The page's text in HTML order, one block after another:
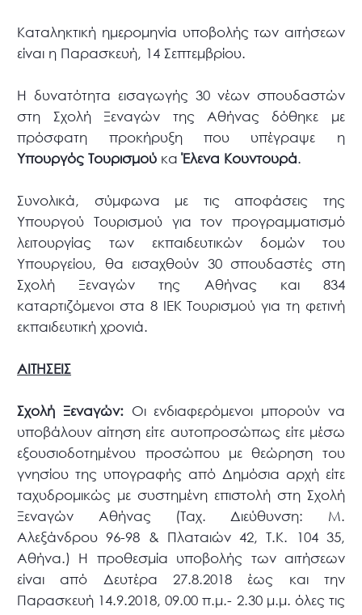
Καταληκτική ημερομηνία υποβολής των αιτήσεων
είναι η Παρασκευή, 14 Σεπτεμβρίου.
Η δυνατότητα εισαγωγής 30 νέων σπουδαστών
στη Σχολή Ξεναγών της Αθήνας δόθηκε με
πρόσφατη προκήρυξη που υπέγραψε η
Υπουργός Τουρισμού καΈλενα Κουντουρά.
Συνολικά, σύμφωνα με τις αποφάσεις της
Υπουργού Τουρισμού για τον προγραμματισμό
λειτουργίας των εκπαιδευτικών δομών του
Υπουργείου, θα εισαχθούν 30 σπουδαστές στη
Σχολή Ξεναγών της Αθήνας και 834
καταρτιζόμενοι στα 8 ΙΕΚ Τουρισμού για τη φετινή
εκπαιδευτική χρονιά.
ΑΙΤΗΣΕΙΣ
Σχολή Ξεναγών:Οι ενδιαφερόμενοι μπορούν να
υποβάλουν αίτηση είτε αυτοπροσώπως είτε μέσω
εξουσιοδοτημένου προσώπου με θεώρηση του
γνησίου της υπογραφής από Δημόσια αρχή είτε
ταχυδρομικώς με συστημένη επιστολή στη Σχολή
Ξεναγών Αθήνας (Ταχ. Διεύθυνση: Μ.
Αλεξάνδρου 96-98 & Πλαταιών 42, Τ.Κ. 104 35,
Αθήνα.) Η προθεσμία υποβολής των αιτήσεων
είναι από Δευτέρα 27.8.2018 έως και την
Παρασκευή 14.9.2018, 09.00 π.μ.- 2.30 μ.μ. όλες τις